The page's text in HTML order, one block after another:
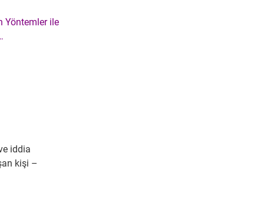
Yöntemler ile